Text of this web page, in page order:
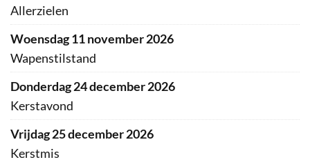
Allerzielen
woensdag 11 november 2026
Wapenstilstand
donderdag 24 december 2026
Kerstavond
vrijdag 25 december 2026
Kerstmis